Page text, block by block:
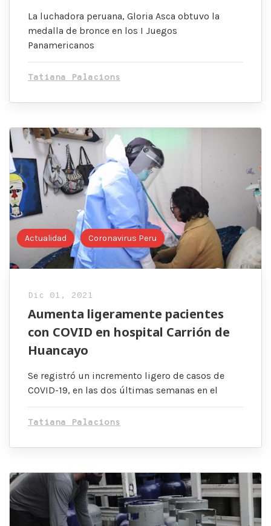
La luchadora peruana, Gloria Asca obtuvo la
medalla de bronce en los I Juegos
Panamericanos
Tatiana Palacions
Actualidad Coronavirus Peru
Dic 01, 2021
Aumenta ligeramente pacientes
con COVID en hospital Carrión de
Huancayo
Se registró un incremento ligero de casos de
COVID-19, en las dos últimas semanas en el
Tatiana Palacions